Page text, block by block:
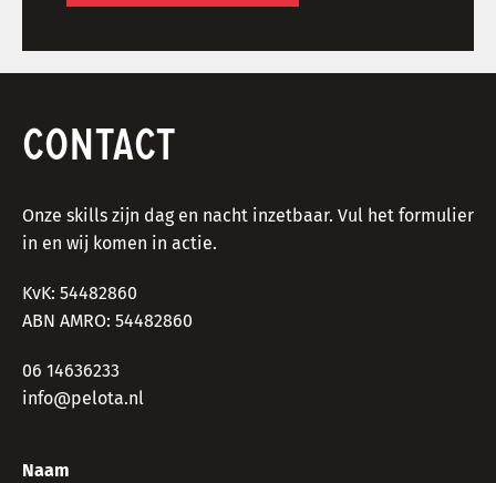
CONTACT
Onze skills zijn dag en nacht inzetbaar. Vul het formulier
in en wij komen in actie.
KvK: 54482860
ABN AMRO: 54482860
06 14636233
info@pelota.nl
Naam